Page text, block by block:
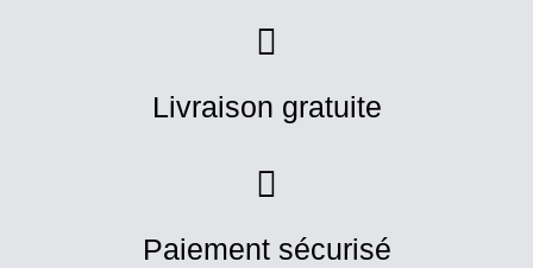
Livraison gratuite
Paiement sécurisé